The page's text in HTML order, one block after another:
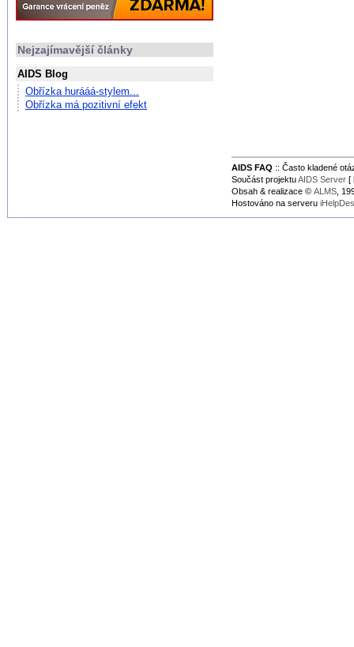
Nejzajímavější články
AIDS Blog
Obřízka hurááá-stylem...
Obřízka má pozitivní efekt
AIDS FAQ :: Často kladené
Součást projektuAIDS Server [
Obsah & realizace © ALMS ,
Hostováno na serveru